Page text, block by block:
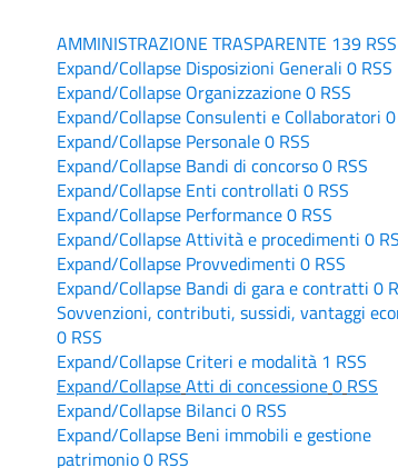
AMMINISTRAZIONE TRASPARENTE 139 RSS
Expand/Collapse Disposizioni Generali 0 RSS
Expand/Collapse Organizzazione0 RSS
Expand/Collapse Consulenti e Collaboratori 0
Expand/Collapse Personale0 RSS
Expand/Collapse Bandi di concorso0 RSS
Expand/Collapse Enti controllati 0 RSS
Expand/Collapse Performance0 RSS
Expand/CollapseAttività e procedimenti 0
Expand/Collapse Provvedimenti 0 RSS
Expand/Collapse Bandi di gara e contratti 0
Sovvenzioni, contributi, sussidi, vantaggi
0 RSS
Expand/Collapse Criteri e modalità 1 RSS
Expand/CollapseAtti di concessione0 RSS
Expand/Collapse Bilanci 0 RSS
Expand/Collapse Beni immobili e gestione
patrimonio0 RSS